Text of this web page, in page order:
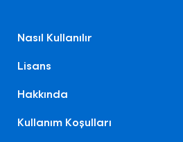
Nasıl Kullanılır
Lisans
Hakkında
Kullanım Koşulları